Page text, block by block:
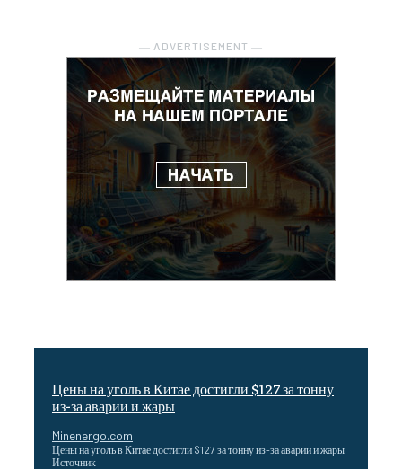
― ADVERTISEMENT ―
Цены на уголь в Китае достигли $127 за тонну
из-за аварии и жары
Minenergo.com
Цены на уголь в Китае достигли $127 за тонну из-за аварии и жары
Источник